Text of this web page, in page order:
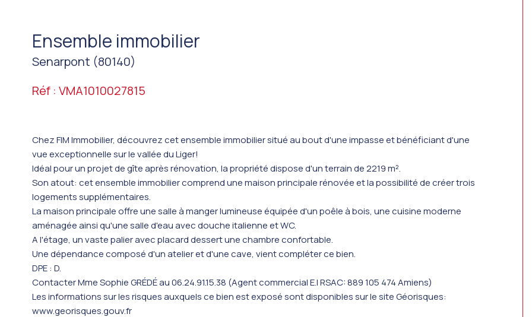
Ensemble immobilier
Senarpont (80140)
Réf : VMA1010027815
Chez FIM Immobilier, découvrez cet ensemble immobilier situé au bout d'une impasse et bénéficiant d'une
vue exceptionnelle sur le vallée du Liger!
Idéal pour un projet de gîte après rénovation, la propriété dispose d'un terrain de 2219 m².
Son atout: cet ensemble immobilier comprend une maison principale rénovée et la possibilité de créer trois
logements supplémentaires.
La maison principale offre une salle à manger lumineuse équipée d'un poêle à bois, une cuisine moderne
aménagée ainsi qu'une salle d'eau avec douche italienne et WC.
A l'étage, un vaste palier avec placard dessert une chambre confortable.
Une dépendance composé d'un atelier et d'une cave, vient compléter ce bien.
DPE : D.
Contacter Mme Sophie GRÉDÉ au 06.24.91.15.38 (Agent commercial E.I RSAC: 889 105 474 Amiens)
Les informations sur les risques auxquels ce bien est exposé sont disponibles sur le site Géorisques:
www.georisques.gouv.fr